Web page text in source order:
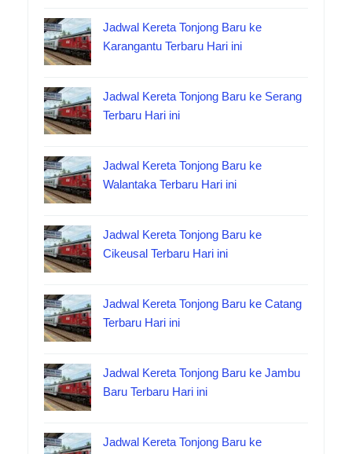
Jadwal Kereta Tonjong Baru ke
Karangantu Terbaru Hari ini
Jadwal Kereta Tonjong Baru ke Serang
Terbaru Hari ini
Jadwal Kereta Tonjong Baru ke
Walantaka Terbaru Hari ini
Jadwal Kereta Tonjong Baru ke
Cikeusal Terbaru Hari ini
Jadwal Kereta Tonjong Baru ke Catang
Terbaru Hari ini
Jadwal Kereta Tonjong Baru ke Jambu
Baru Terbaru Hari ini
Jadwal Kereta Tonjong Baru ke